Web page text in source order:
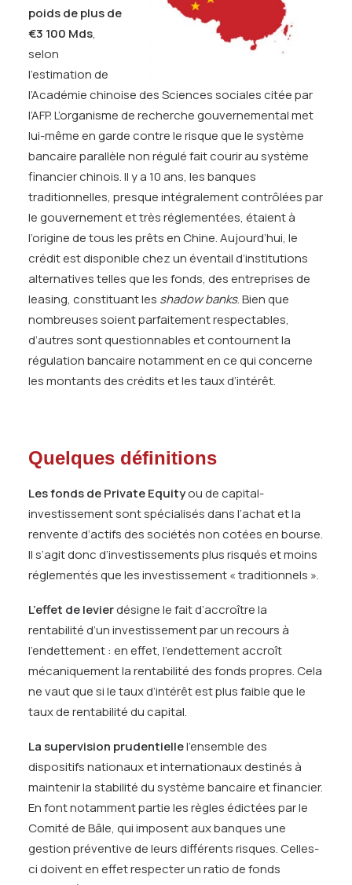
poids de plus de
€3 100 Mds,
selon
l’estimation de
l’Académie chinoise des Sciences sociales citée par
l’AFP. L’organisme de recherche gouvernemental met
lui-même en garde contre le risque que le système
bancaire parallèle non régulé fait courir au système
financier chinois. Il y a 10 ans, les banques
traditionnelles, presque intégralement contrôlées par
le gouvernement et très réglementées, étaient à
l’origine de tous les prêts en Chine. Aujourd’hui, le
crédit est disponible chez un éventail d’institutions
alternatives telles que les fonds, des entreprises de
leasing, constituant les shadow banks. Bien que
nombreuses soient parfaitement respectables,
d’autres sont questionnables et contournent la
régulation bancaire notamment en ce qui concerne
les montants des crédits et les taux d’intérêt.
Quelques définitions
Les fonds de Private Equityou de capital-
investissement sont spécialisés dans l’achat et la
renvente d’actifs des sociétés non cotées en bourse.
Il s’agit donc d’investissements plus risqués et moins
réglementés que les investissement « traditionnels ».
L’effet de levierdésigne le fait d’accroître la
rentabilité d’un investissement par un recours à
l’endettement : en effet, l’endettement accroît
mécaniquement la rentabilité des fonds propres. Cela
ne vaut que si le taux d’intérêt est plus faible que le
taux de rentabilité du capital.
La supervision prudentiellel’ensemble des
dispositifs nationaux et internationaux destinés à
maintenir la stabilité du système bancaire et financier.
En font notamment partie les règles édictées par le
Comité de Bâle, qui imposent aux banques une
gestion préventive de leurs différents risques. Celles-
ci doivent en effet respecter un ratio de fonds